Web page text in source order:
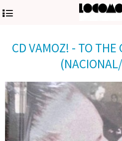
4
CD VAMOZ! - TO THE